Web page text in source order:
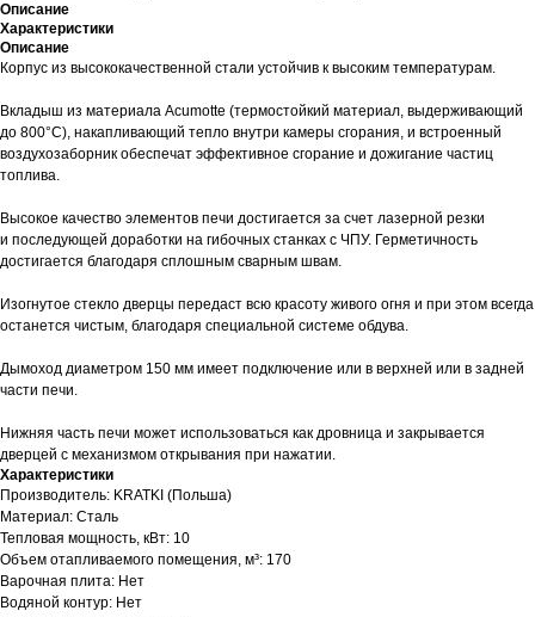
Описание
Характеристики
Описание
Корпус из высококачественной стали устойчив к высоким температурам.
Вкладыш из материала Acumotte (термостойкий материал, выдерживающий
до 800°С), накапливающий тепло внутри камеры сгорания, и встроенный
воздухозаборник обеспечат эффективное сгорание и дожигание частиц
топлива.
Высокое качество элементов печи достигается за счет лазерной резки
и последующей доработки на гибочных станках с ЧПУ. Герметичность
достигается благодаря сплошным сварным швам.
Изогнутое стекло дверцы передаст всю красоту живого огня и при этом всегда
останется чистым, благодаря специальной системе обдува.
Дымоход диаметром 150 мм имеет подключение или в верхней или в задней
части печи.
Нижняя часть печи может использоваться как дровница и закрывается
дверцей с механизмом открывания при нажатии.
Характеристики
Производитель: KRATKI (Польша)
Материал: Сталь
Тепловая мощность, кВт: 10
Объем отапливаемого помещения, м³: 170
Варочная плита: Нет
Водяной контур: Нет